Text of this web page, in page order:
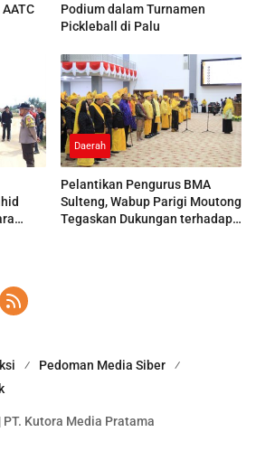
Podium dalam Turnamen
Pickleball di Palu
Daerah
Pelantikan Pengurus BMA
Sulteng, Wabup Parigi Moutong
Tegaskan Dukungan terhadap
Pedoman Media Siber
Kutora Media Pratama